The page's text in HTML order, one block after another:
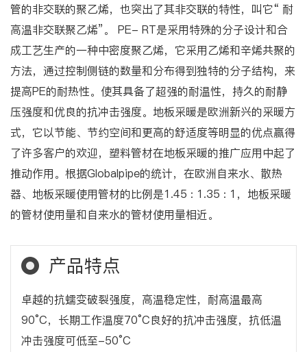
管的非交联的聚乙烯，也突出了其非交联的特性，叫它“ 耐
高温非交联聚乙烯”。 PE- RT是采用特殊的分子设计和合
成工艺生产的一种中密度聚乙烯，它采用乙烯和辛烯共聚的
方法，通过控制侧链的数量和分布得到独特的分子结构，来
提高PE的耐热性。使其具备了超强的耐温性，持久的耐静
压强度和优良的抗冲击强度。地板采暖是欧洲新兴的采暖方
式，它以节能、节约空间和更高的舒适度等明显的优点赢得
了许多客户的欢迎，塑料管材在地板采暖的推广应用中起了
推动作用。根据Globalpipe的统计，在欧洲自来水、散热
器、地板采暖使用管材的比例是1.45 : 1.35 : 1，地板采暖
的管材使用量和自来水的管材使用量相近。
产品特点
卓越的抗蠕变破裂强度，高温稳定性，耐高温最高
90°C，长期工作温度70°C良好的抗冲击强度，抗低温
冲击强度可低至-50°C